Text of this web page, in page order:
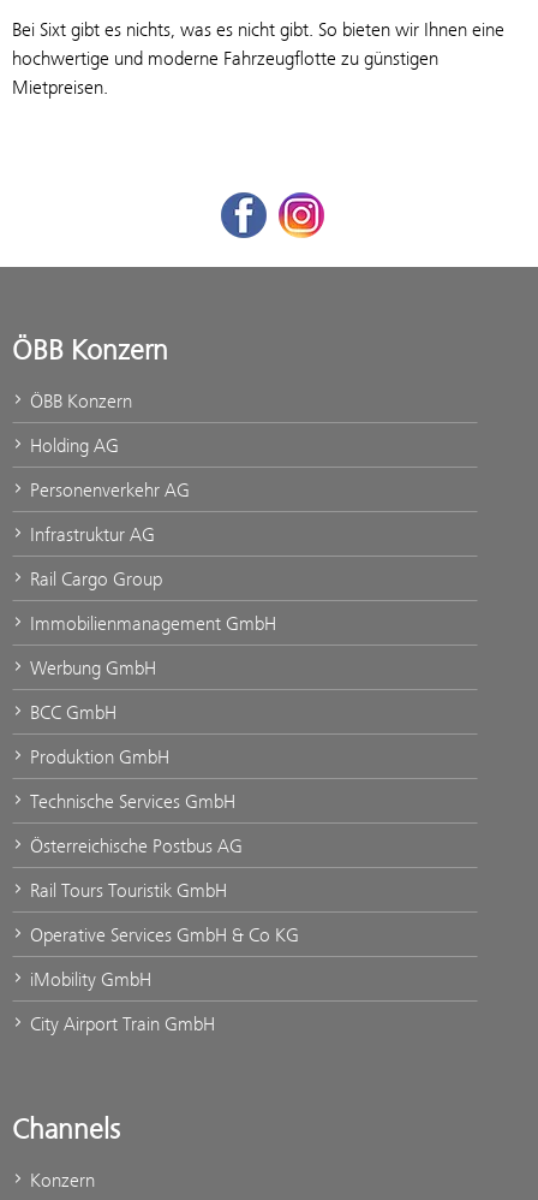
Bei Sixt gibt es nichts, was es nicht gibt. So bieten wir Ihnen eine
hochwertige und moderne Fahrzeugflotte zu günstigen
Mietpreisen.
FacebookInstagram
ÖBB Konzern
ÖBB Konzern
Holding AG
Personenverkehr AG
Infrastruktur AG
Rail Cargo Group
Immobilienmanagement GmbH
Werbung GmbH
BCC GmbH
Produktion GmbH
Technische Services GmbH
Österreichische Postbus AG
Rail Tours Touristik GmbH
Operative Services GmbH & Co KG
iMobility GmbH
City Airport Train GmbH
Channels
Konzern